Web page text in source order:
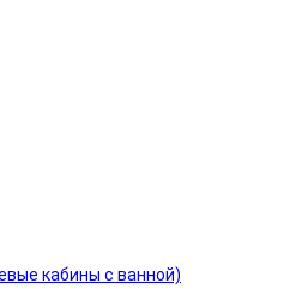
кабины с ванной)